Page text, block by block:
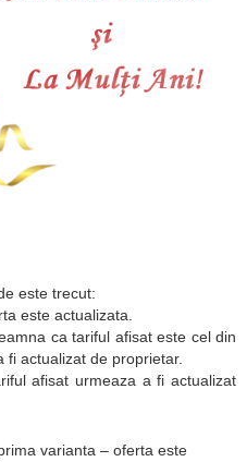
este trecut:
este actualizata.
ca tariful afisat este cel din
fi actualizat de proprietar.
afisat urmeaza a fi actualizat
varianta – oferta este